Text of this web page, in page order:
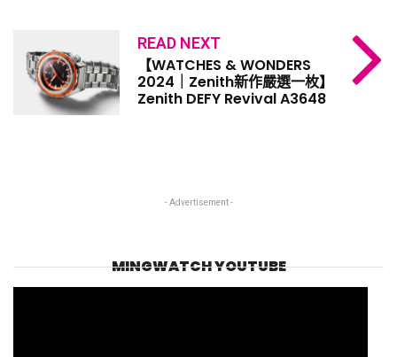
READ NEXT
【WATCHES & WONDERS
2024｜Zenith新作嚴選一枚】
Zenith DEFY Revival A3648
- Advertisement -
MINGWATCH YOUTUBE